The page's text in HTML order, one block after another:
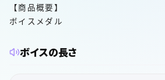
【商品概要】
ボイスメダル
ボイスの長さ